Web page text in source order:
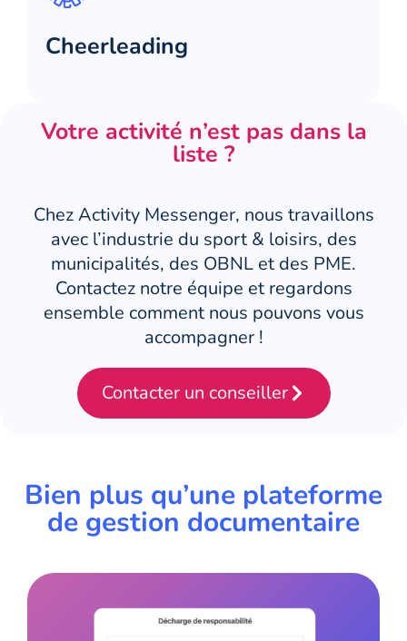
Cheerleading
Votre activité n’est pas dans la
liste ?
Chez Activity Messenger, nous travaillons
avec l’industrie du sport & loisirs, des
municipalités, des OBNL et des PME.
Contactez notre équipe et regardons
ensemble comment nous pouvons vous
accompagner !
Contacter un conseiller
Bien plus qu’une plateforme
de gestion documentaire